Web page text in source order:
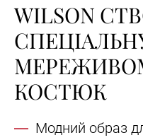
WILSON
КОСТЮК
Модний образ